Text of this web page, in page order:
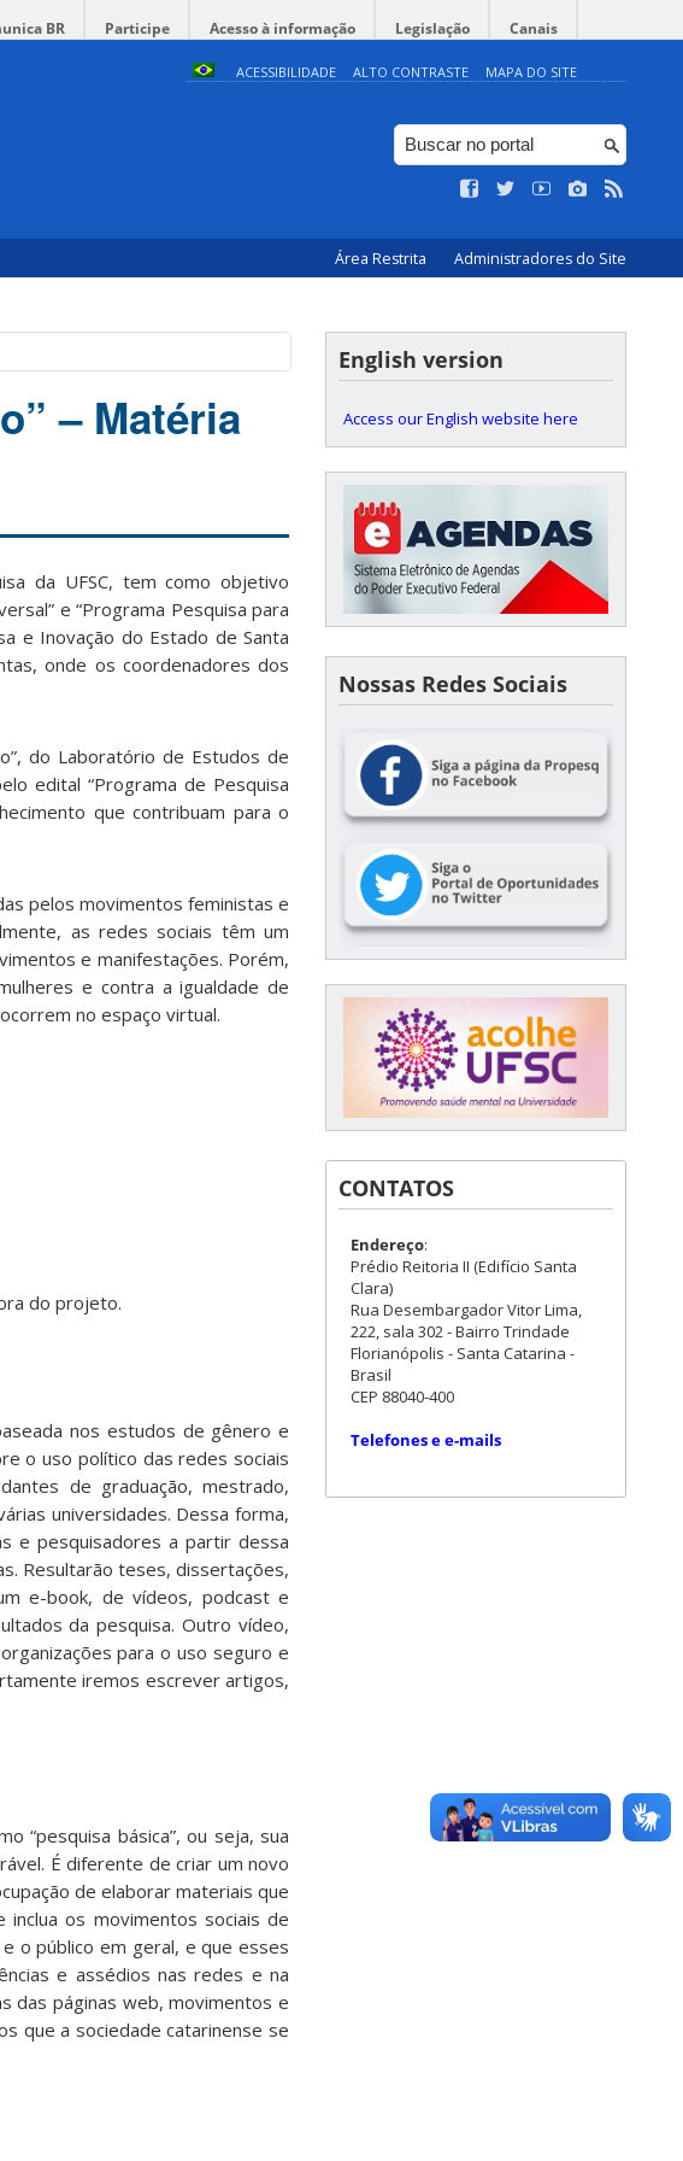
BR Participe Acesso à informação Legislação Canais
ACESSIBILIDADE ALTO CONTRASTE MAPA DO SITE
Área Restrita Administradores do Site
– Matéria
da UFSC, tem como objetivo
e “Programa Pesquisa para
e Inovação do Estado de Santa
onde os coordenadores dos
do Laboratório de Estudos de
edital “Programa de Pesquisa
que contribuam para o
pelos movimentos feministas e
as redes sociais têm um
e manifestações. Porém,
e contra a igualdade de
no espaço virtual.
do projeto.
nos estudos de gênero e
o uso político das redes sociais
de graduação, mestrado,
universidades. Dessa forma,
e pesquisadores a partir dessa
Resultarão teses, dissertações,
e-book, de vídeos, podcast e
da pesquisa. Outro vídeo,
para o uso seguro e
iremos escrever artigos,
“pesquisa básica”, ou seja, sua
É diferente de criar um novo
de elaborar materiais que
os movimentos sociais de
o público em geral, e que esses
e assédios nas redes e na
das páginas web, movimentos e
que a sociedade catarinense se
English version
Access our English website here
Nossas Redes Sociais
CONTATOS
Endereço:
Prédio Reitoria II (Edifício Santa
Clara)
Rua Desembargador Vitor Lima,
222, sala 302 - Bairro Trindade
Florianópolis - Santa Catarina -
Brasil
CEP 88040-400
Telefones e e-mails